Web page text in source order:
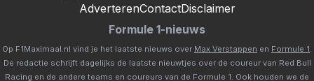
AdverterenContactDisclaimer
Formule 1-nieuws
Op F1Maximaal.nl vind je het laatste nieuws over Max Verstappen en Formule 1.
De redactie schrijft dagelijks de laatste nieuwtjes over de coureur van Red Bull
Racing en de andere teams en coureurs van de Formule 1. Ook houden we de